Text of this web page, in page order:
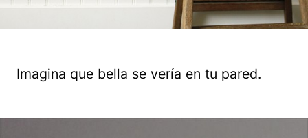
Imagina que bella se vería en tu pared.